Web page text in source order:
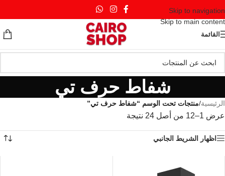
Skip to navigation
Skip to main content
القائمة
شفاط حرف تي
الرئيسية/منتجات تحت الوسم “شفاط حرف تي”
عرض 1–12 من أصل 24 نتيجة
اظهار الشريط الجانبي